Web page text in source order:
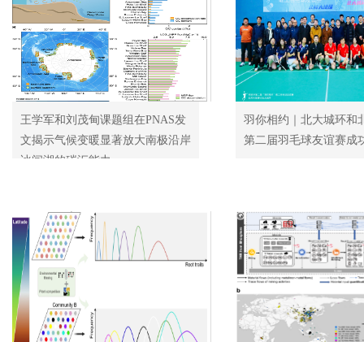
王学军和刘茂甸课题组在PNAS发
文揭示气候变暖显著放大南极沿岸
冰间湖的碳汇能力
羽你相约｜北大城环和
第二届羽毛球友谊赛成